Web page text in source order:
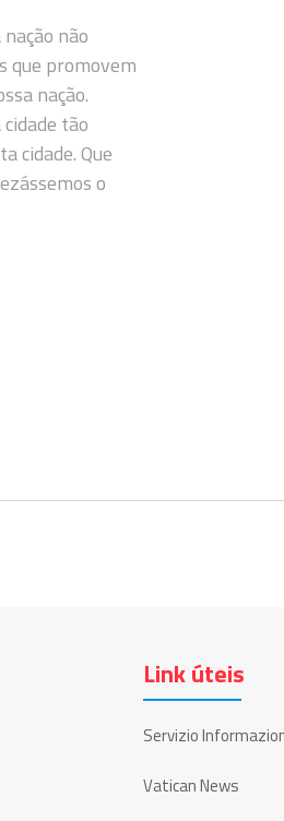
não
que promovem
nação.
tão
cidade. Que
o
Link úteis
Servizio
Vatican News